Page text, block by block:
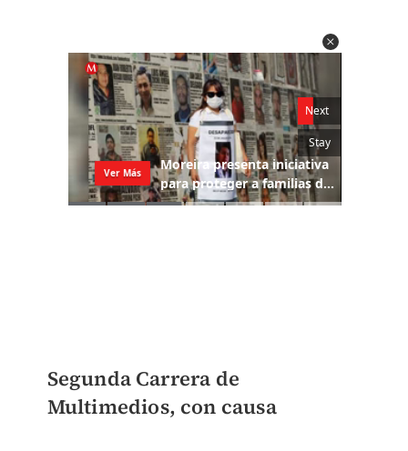
Segunda Carrera de
Multimedios, con causa